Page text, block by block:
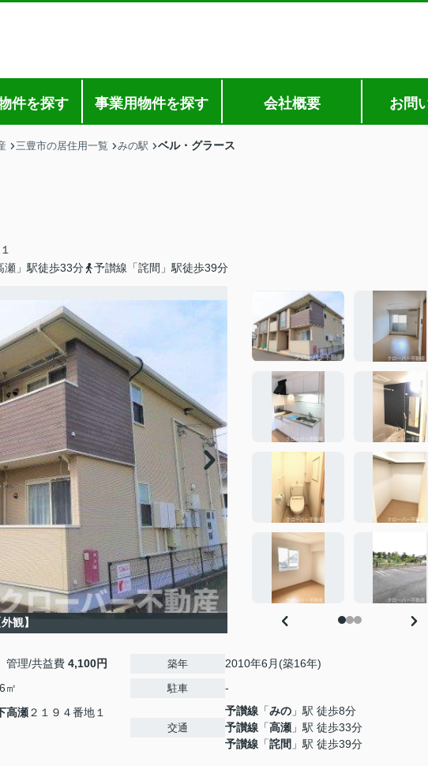
件を探す 事業用物件を探す 会社概要 お問
三豊市の居住用一覧 みの駅 ベル・グラース
瀬」駅徒歩33分 予讃線「詫間」駅徒歩39分
外観】
管理/共益費 4,100円
㎡
高瀬２１９４番地１
築年 2010年6月(築16年)
駐車 -
交通
予讃線 「みの 」駅 徒歩8分
予讃線 「高瀬 」駅 徒歩33分
予讃線 「詫間 」駅 徒歩39分